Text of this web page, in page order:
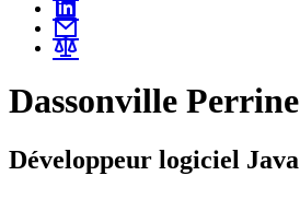
Dassonville Perrine
Développeur logiciel Java